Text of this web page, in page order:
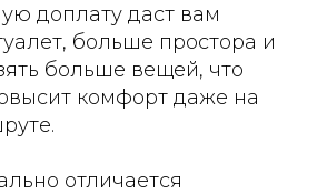
доплату даст вам
больше простора и
больше вещей, что
комфорт даже на
отличается